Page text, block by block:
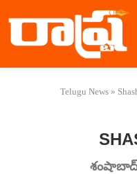
Telugu News »
శంషాబాద్